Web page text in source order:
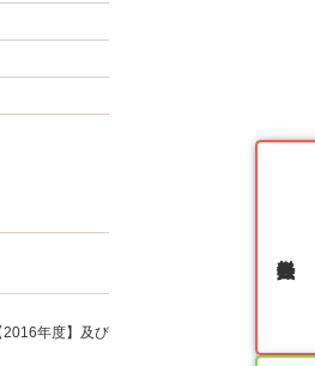
2016年度】及び